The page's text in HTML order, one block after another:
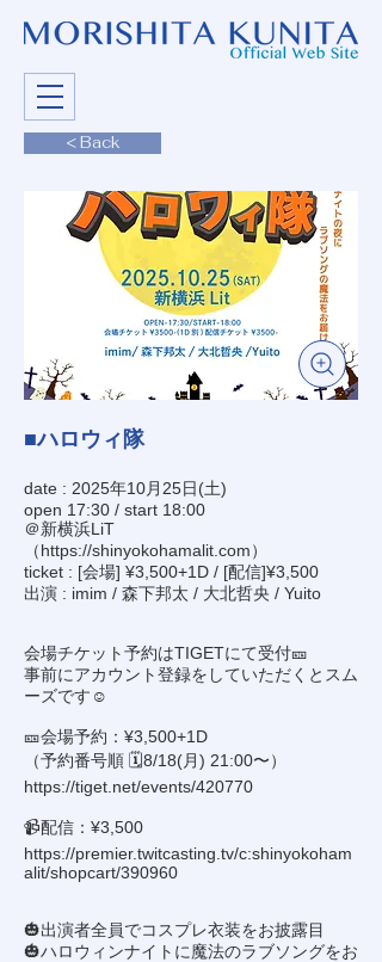
< Back
■ハロウィ隊
date : 2025年10月25日(土)
open 17:30 / start 18:00
＠新横浜LiT
（https://shinyokohamalit.com）
ticket : [会場] ¥3,500+1D / [配信]¥3,500
出演 : imim / 森下邦太 / 大北哲央 / Yuito
会場チケット予約はTIGETにて受付🎫
事前にアカウント登録をしていただくとスム
ーズです☺️
🎫会場予約：¥3,500+1D
（予約番号順 🗓️8/18(月) 21:00〜）
https://tiget.net/events/420770
📹配信：¥3,500
https://premier.twitcasting.tv/c:shinyokoham
alit/shopcart/390960
🎃出演者全員でコスプレ衣装をお披露目
🎃ハロウィンナイトに魔法のラブソングをお